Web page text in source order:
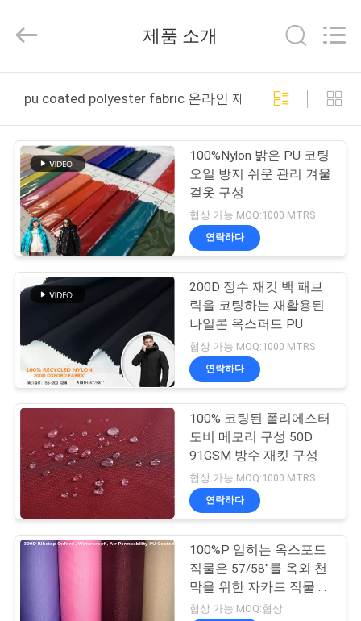
제
품
우
리
에
여
공
장
여
행
품
Suzhou
Jingang
All
Reserved.
제품 소개
pu coated polyester fabric 온라인 제조
100%Nylon 밝은 PU 코팅
오일 방지 쉬운 관리 겨울
겉옷 구성
협상 가능 MOQ:1000 MTRS
연락하다
200D 정수 재킷 백 패브
릭을 코팅하는 재활용된
나일론 옥스퍼드 PU
협상 가능 MOQ:1000 MTRS
연락하다
100% 코팅된 폴리에스터
도비 메모리 구성 50D
91GSM 방수 재킷 구성
협상 가능 MOQ:1000 MTRS
연락하다
100%P 입히는 옥스포드
직물은 57/58"를 옥외 천
막을 위한 자카드 직물 작
풍 방수 처리합니다
협상 가능 MOQ:협상